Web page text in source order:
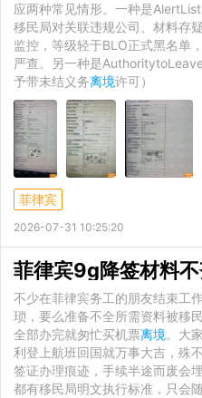
应两种常见情形。一种是
移民局对关联违规公司、材料存
监控，等级轻于BLO正式黑名单
严查。另一种是
予带未结义务离境许可）
菲律宾
2026-07-31 10:25:20
不少在菲律宾务工的朋友结束工
琐，要么准备不全所需资料被移
全部办完就匆忙买机票离境。大
利登上航班回国就万事大吉，殊
签证办理痕迹，手续半途而废会
都有移民局明文执行标准，只会